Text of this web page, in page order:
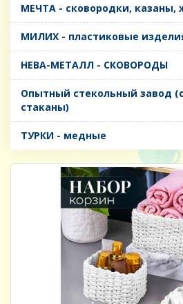
МЕЧТА - сковородки, казаны,
МИЛИХ - пластиковые
НЕВА-МЕТАЛЛ - СКОВОРОДЫ
Опытный стекольный завод
стаканы)
ТУРКИ - медные